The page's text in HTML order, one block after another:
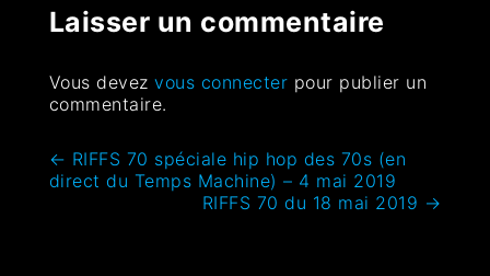
Laisser un commentaire
Vous devezvous connecter pour publier un
commentaire.
← RIFFS 70 spéciale hip hop des 70s (en
direct du Temps Machine) – 4 mai 2019
RIFFS 70 du 18 mai 2019 →